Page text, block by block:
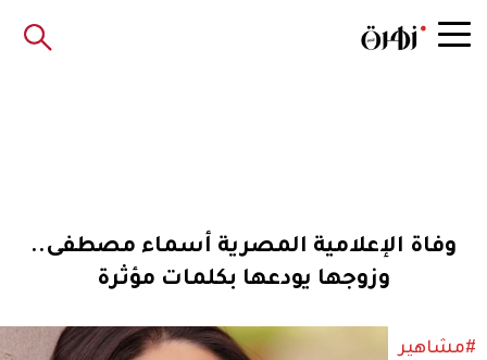
وفاة الإعلامية المصرية أسماء مصطفى..
وزوجها يودعها بكلمات مؤثرة
#مشاهير